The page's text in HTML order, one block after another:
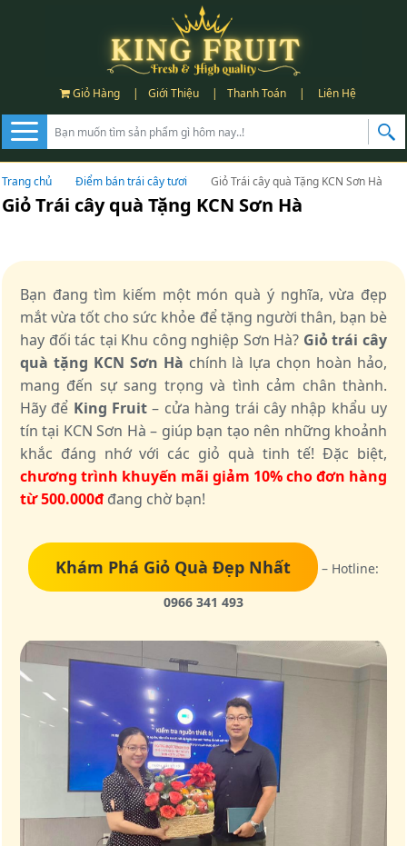
Giỏ Hàng | Giới Thiệu | Thanh Toán | Liên Hệ
Trang chủ Điểm bán trái cây tươi Giỏ Trái cây quà Tặng KCN Sơn Hà
Giỏ Trái cây quà Tặng KCN Sơn Hà
Bạn đang tìm kiếm một món quà ý nghĩa, vừa đẹp
mắt vừa tốt cho sức khỏe để tặng người thân, bạn bè
hay đối tác tại Khu công nghiệp Sơn Hà? Giỏ trái cây
quà tặng KCN Sơn Hà chính là lựa chọn hoàn hảo,
mang đến sự sang trọng và tình cảm chân thành.
Hãy để King Fruit – cửa hàng trái cây nhập khẩu uy
tín tại KCN Sơn Hà – giúp bạn tạo nên những khoảnh
khắc đáng nhớ với các giỏ quà tinh tế! Đặc biệt,
chương trình khuyến mãi giảm 10% cho đơn hàng
từ 500.000đđang chờ bạn!
Khám Phá Giỏ Quà Đẹp Nhất
– Hotline:
0966 341 493